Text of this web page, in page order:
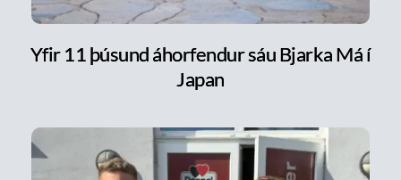
Yfir 11 þúsund áhorfendur sáu Bjarka Má í
Japan